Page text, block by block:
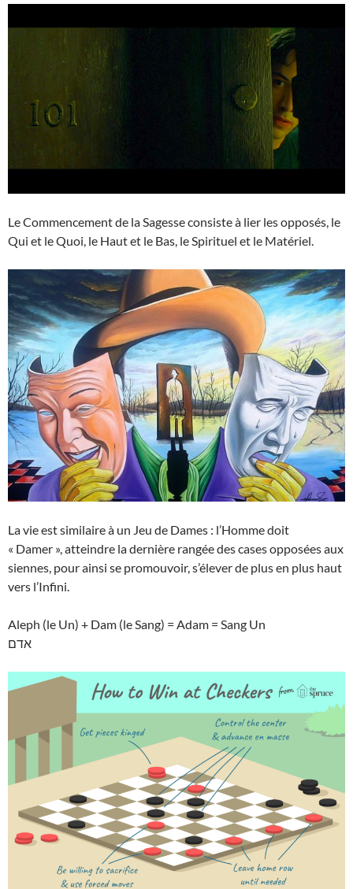
Le Commencement de la Sagesse consiste à lier les opposés, le
Qui et le Quoi, le Haut et le Bas, le Spirituel et le Matériel.
La vie est similaire à un Jeu de Dames : l’Homme doit
« Damer », atteindre la dernière rangée des cases opposées aux
siennes, pour ainsi se promouvoir, s’élever de plus en plus haut
vers l’Infini.
Aleph (le Un) + Dam (le Sang) = Adam = Sang Un
אדם